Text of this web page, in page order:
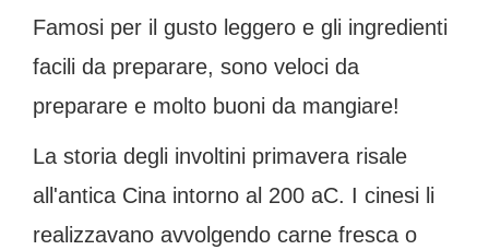
Famosi per il gusto leggero e gli ingredienti
facili da preparare, sono veloci da
preparare e molto buoni da mangiare!
La storia degli involtini primavera risale
all'antica Cina intorno al 200 aC. I cinesi li
realizzavano avvolgendo carne fresca o